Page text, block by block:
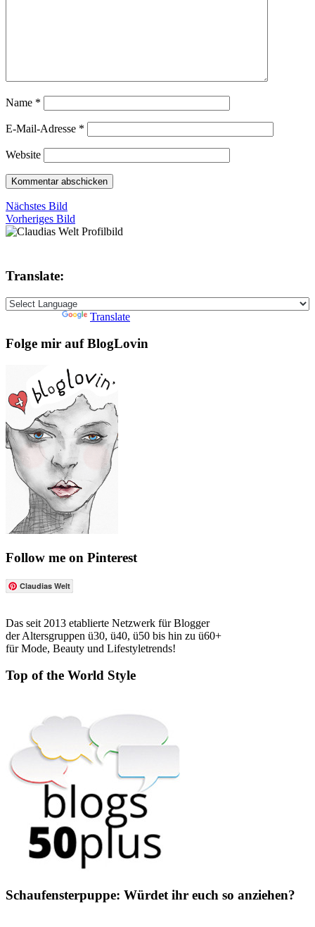
Name *
E-Mail-Adresse *
Website
Nächstes Bild
Vorheriges Bild
Translate:
Translate
Folge mir auf BlogLovin
Follow me on Pinterest
Claudias Welt
Das seit 2013 etablierte Netzwerk für Blogger
der Altersgruppen ü30, ü40, ü50 bis hin zu ü60+
für Mode, Beauty und Lifestyletrends!
Top of the World Style
Schaufensterpuppe: Würdet ihr euch so anziehen?